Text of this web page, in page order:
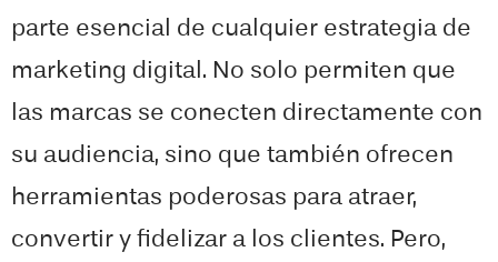
parte esencial de cualquier estrategia de
marketing digital. No solo permiten que
las marcas se conecten directamente con
su audiencia, sino que también ofrecen
herramientas poderosas para atraer,
convertir y fidelizar a los clientes. Pero,